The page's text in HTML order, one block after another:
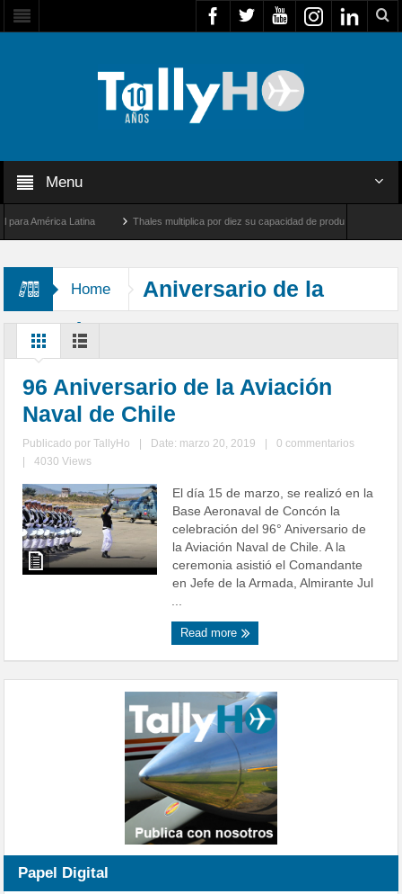
Menu
Latina Thales multiplica por diez su capacidad de producción de radares
Home
Aniversario de la
Aviación Naval de Chile
96 Aniversario de la Aviación
Naval de Chile
Publicado porTallyHo Date: marzo 20, 2019
0 commentarios
4030 Views
El día 15 de marzo, se realizó en la
Base Aeronaval de Concón la
celebración del 96° Aniversario de
la Aviación Naval de Chile. A la
ceremonia asistió el Comandante
en Jefe de la Armada, Almirante Jul
...
Read more
Papel Digital